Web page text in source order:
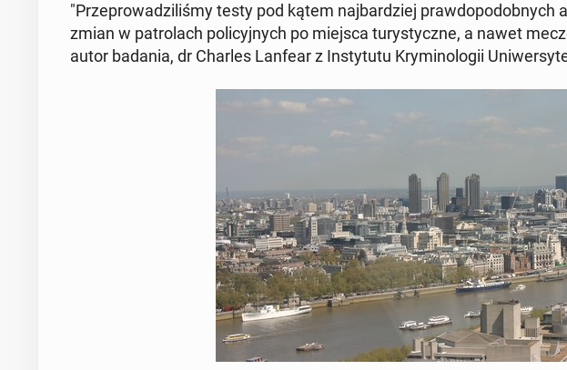
"Prze­pro­wa­dzi­li­śmy testy pod kątem naj­bar­dziej praw­do­po­dob­nych
zmian w pa­tro­lach po­li­cyj­nych po miejsca tu­ry­stycz­ne, a nawet
au­tor badania, dr Charles Lanfear z In­sty­tu­tu Kry­mi­no­lo­gii